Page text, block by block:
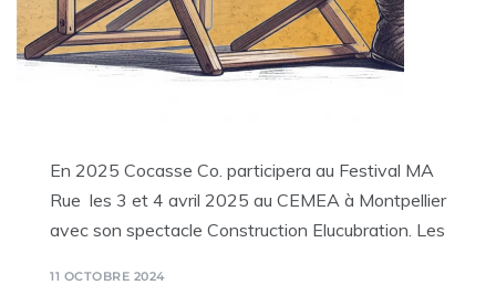
En 2025 Cocasse Co. participera au Festival MA
Rue les 3 et 4 avril 2025 au CEMEA à Montpellier
avec son spectacle Construction Elucubration. Les
11 OCTOBRE 2024